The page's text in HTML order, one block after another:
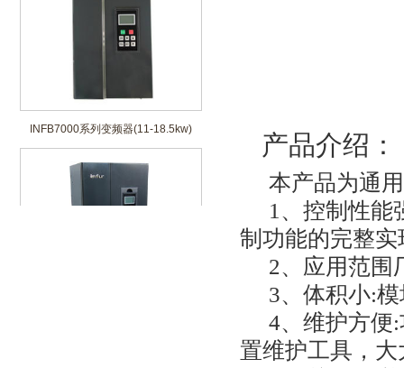
INFB7000系列变频器(11-18.5kw)
产品介绍：
本产品为通
1 、控制性能
制功能的完整实
2、应用范围
3、体积小:
4、维护方便:
置维护工具，